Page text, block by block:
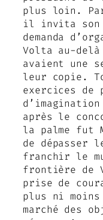
plus loin.
il invita son
demanda
Volta au-
avaient une
leur copie.
exercices de
après le
la palme fut
de dépasser
franchir le
frontière de
prise de
plus ni
marché des